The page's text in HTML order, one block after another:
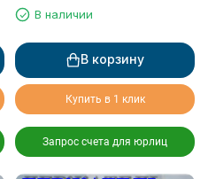
держателем
В наличии
В корзину
Купить в 1 клик
Запрос счета для юрлиц